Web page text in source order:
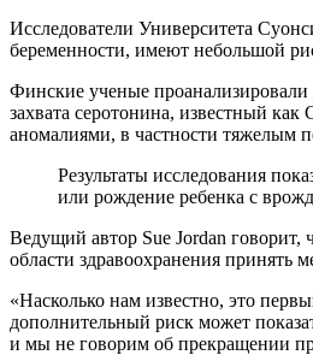
Исследователи Университета
беременности, имеют небольшой
Финские ученые
захвата серотонина, известный
аномалиями, в частности тяжелым
Результаты исследования
или рождение ребенка с
Ведущий автор Sue Jordan
области здравоохранения принять
«Насколько нам известно, это
дополнительный риск может
и мы не говорим об прекращении